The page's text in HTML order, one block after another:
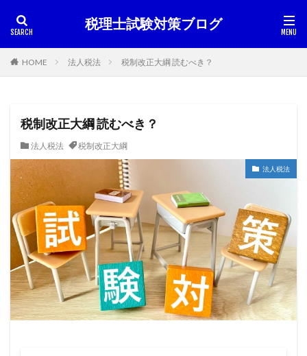
税理士試験対策ブログ
HOME 法人税法 税制改正大綱 読むべき？
税制改正大綱 読むべき？
法人税法 税制改正大綱
法人税法